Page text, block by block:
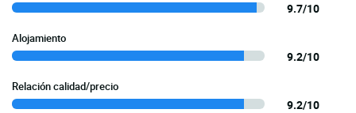
9.7/10
Alojamiento
9.2/10
Relación calidad/precio
9.2/10